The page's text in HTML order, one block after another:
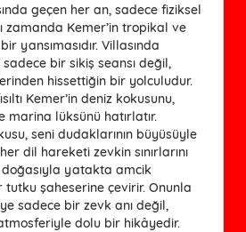
geçen her an, sadece fiziksel
zamanda Kemer’in tropikal ve
yansımasıdır. Villasında
bir sikiş seansı değil,
hissettiğin bir yolculudur.
Kemer’in deniz kokusunu,
marina lüksünü hatırlatır.
seni dudaklarının büyüsüyle
dil hareketi zevkin sınırlarını
yatakta amcik
tutku şaheserine çevirir. Onunla
sadece bir zevk anı değil,
dolu bir hikâyedir.